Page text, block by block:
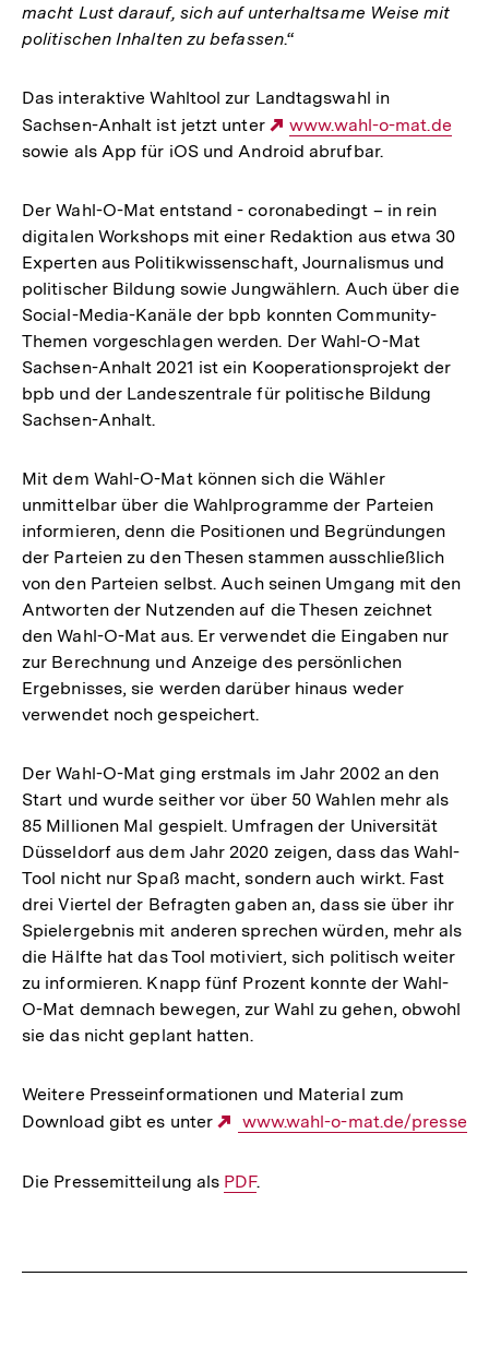
macht Lust darauf, sich auf unterhaltsame Weise mit
politischen Inhalten zu befassen.“
Das interaktive Wahltool zur Landtagswahl in
Sachsen-Anhalt ist jetzt unter
Externer
Link:
www.wahl-o-mat.de
sowie als App für iOS und Android abrufbar.
Der Wahl-O-Mat entstand - coronabedingt – in rein
digitalen Workshops mit einer Redaktion aus etwa 30
Experten aus Politikwissenschaft, Journalismus und
politischer Bildung sowie Jungwählern. Auch über die
Social-Media-Kanäle der bpb konnten Community-
Themen vorgeschlagen werden. Der Wahl-O-Mat
Sachsen-Anhalt 2021 ist ein Kooperationsprojekt der
bpb und der Landeszentrale für politische Bildung
Sachsen-Anhalt.
Mit dem Wahl-O-Mat können sich die Wähler
unmittelbar über die Wahlprogramme der Parteien
informieren, denn die Positionen und Begründungen
der Parteien zu den Thesen stammen ausschließlich
von den Parteien selbst. Auch seinen Umgang mit den
Antworten der Nutzenden auf die Thesen zeichnet
den Wahl-O-Mat aus. Er verwendet die Eingaben nur
zur Berechnung und Anzeige des persönlichen
Ergebnisses, sie werden darüber hinaus weder
verwendet noch gespeichert.
Der Wahl-O-Mat ging erstmals im Jahr 2002 an den
Start und wurde seither vor über 50 Wahlen mehr als
85 Millionen Mal gespielt. Umfragen der Universität
Düsseldorf aus dem Jahr 2020 zeigen, dass das Wahl-
Tool nicht nur Spaß macht, sondern auch wirkt. Fast
drei Viertel der Befragten gaben an, dass sie über ihr
Spielergebnis mit anderen sprechen würden, mehr als
die Hälfte hat das Tool motiviert, sich politisch weiter
zu informieren. Knapp fünf Prozent konnte der Wahl-
O-Mat demnach bewegen, zur Wahl zu gehen, obwohl
sie das nicht geplant hatten.
Weitere Presseinformationen und Material zum
Download gibt es unter
Externer
www.wahl-o-mat.de/presse
Die Pressemitteilung als Interner
PDF.